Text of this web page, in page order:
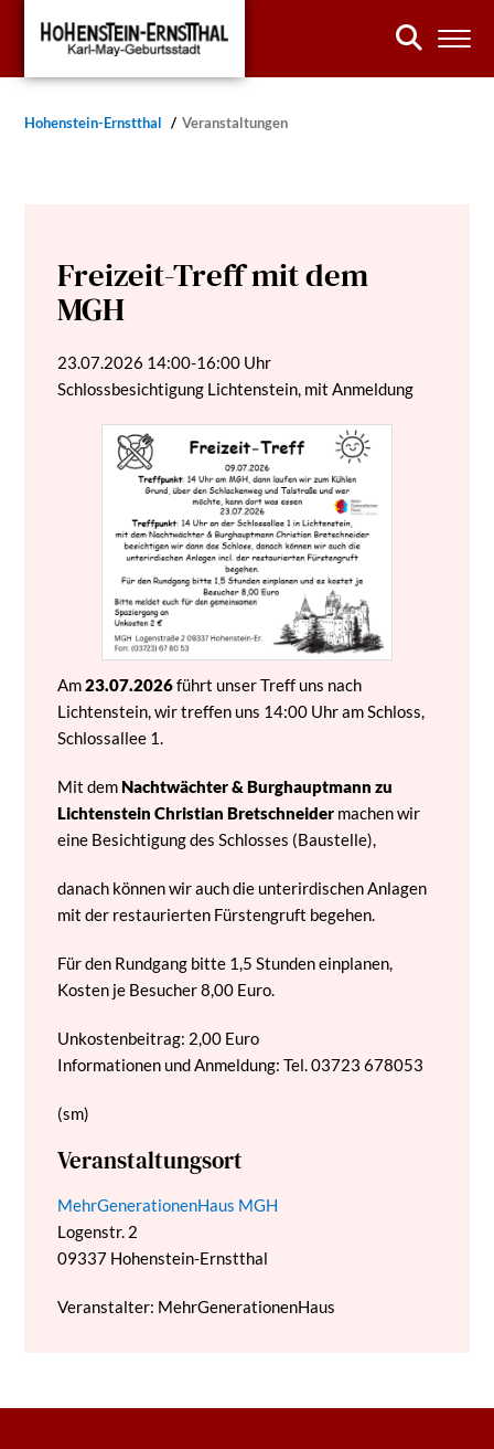
Hohenstein-Ernstthal Veranstaltungen
Freizeit-Treff mit dem
MGH
23.07.2026 14:00-16:00 Uhr
Schlossbesichtigung Lichtenstein, mit Anmeldung
Am23.07.2026führt unser Treff uns nach
Lichtenstein, wir treffen uns 14:00 Uhr am Schloss,
Schlossallee 1.
Mit demNachtwächter & Burghauptmann zu
Lichtenstein Christian Bretschneider machen wir
eine Besichtigung des Schlosses (Baustelle),
danach können wir auch die unterirdischen Anlagen
mit der restaurierten Fürstengruft begehen.
Für den Rundgang bitte 1,5 Stunden einplanen,
Kosten je Besucher 8,00 Euro.
Unkostenbeitrag: 2,00 Euro
Informationen und Anmeldung: Tel. 03723 678053
(sm)
Veranstaltungsort
MehrGenerationenHaus MGH
Logenstr. 2
09337 Hohenstein-Ernstthal
Veranstalter: MehrGenerationenHaus